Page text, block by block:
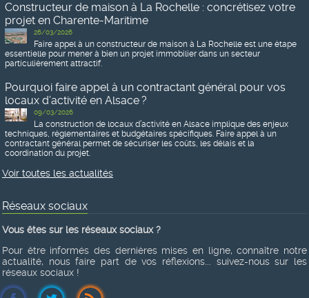
Constructeur de maison à La Rochelle : concrétisez votre
projet en Charente-Maritime
26/03/2026
Faire appel à un constructeur de maison à La Rochelle est une étape
essentielle pour mener à bien un projet immobilier dans un secteur
particulièrement attractif.
Pourquoi faire appel à un contractant général pour vos
locaux d’activité en Alsace ?
09/03/2026
La construction de locaux d’activité en Alsace implique des enjeux
techniques, réglementaires et budgétaires spécifiques. Faire appel à un
contractant général permet de sécuriser les coûts, les délais et la
coordination du projet.
Voir toutes les actualités
Réseaux sociaux
Vous êtes sur les réseaux sociaux ?
Pour être informés des dernières mises en ligne, connaître notre
actualité, nous faire part de vos réflexions... suivez-nous sur les
réseaux sociaux !